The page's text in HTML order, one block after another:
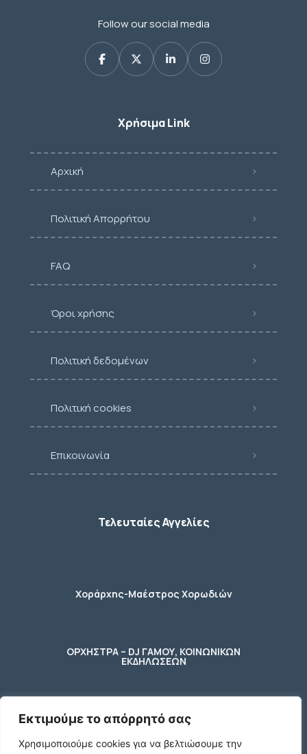
Εκτιμούμε το απόρρητό σας
Χρησιμοποιούμε cookies για να βελτιώσουμε την
Follow our social media
Χρήσιμα Link
Αρχική
Πολιτική Απορρήτου
FAQ
Όροι χρήσης
Πολιτική δεδομένων
Πολιτική cookies
Επικοινωνία
Τελευταίες Αγγελίες
Χοράρχης-Μαέστρος Χορωδιών
ΟΡΧΗΣΤΡΑ – DJ ΓΑΜΟΥ, ΚΟΙΝΩΝΙΚΩΝ
ΕΚΔΗΛΩΣΕΩΝ
φύλακας – κηπουρος